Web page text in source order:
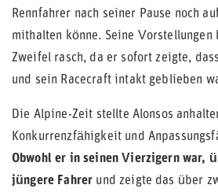
Rennfahrer nach seiner Pause noch
mithalten könne. Seine Vorstellungen
Zweifel rasch, da er sofort zeigte,
und sein Racecraft intakt geblieben
Die Alpine-Zeit stellte Alonsos
Konkurrenzfähigkeit und
Obwohl er in seinen Vierzigern war,
jüngere Fahrer und zeigte das über